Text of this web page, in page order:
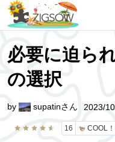
必要に迫ら
の選択
16 COOL！
by supatinさん 2023/